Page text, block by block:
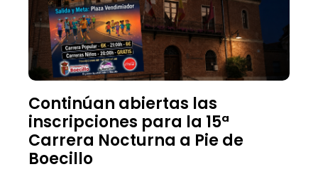
Continúan abiertas las
inscripciones para la 15ª
Carrera Nocturna a Pie de
Boecillo